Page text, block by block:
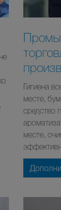
Гигиена
месте,
средство
месте,